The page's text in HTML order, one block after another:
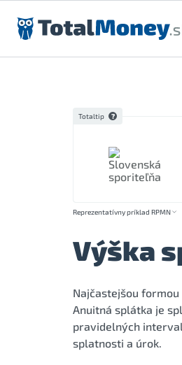
Preskočiť na obsah
Totaltip
Reprezentatívny príklad RPMN
Výška
Najčastejšou
Anuitná splátka je
pravidelných
splatnosti a úrok.